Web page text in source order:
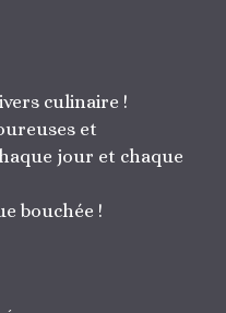
culinaire !
et
jour et chaque
bouchée !